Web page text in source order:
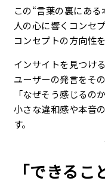
この“言葉の裏にある
人の心に響くコンセ
コンセプトの方向性
インサイトを見つける
ユーザーの発言をそ
「なぜそう感じるの
小さな違和感や本音
す。
「できる